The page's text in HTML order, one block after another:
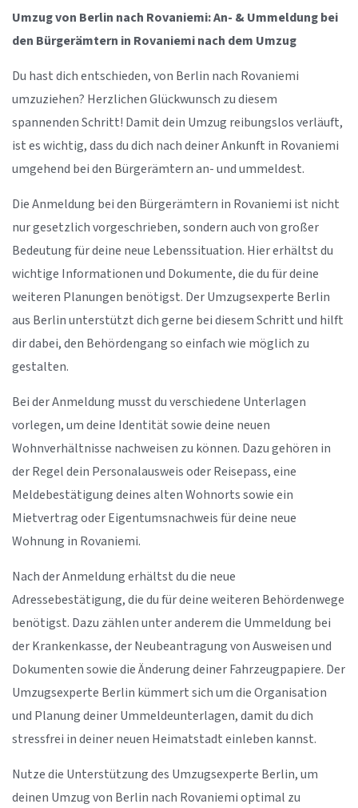
Umzug von Berlin nach Rovaniemi: An- & Ummeldung bei
den Bürgerämtern in Rovaniemi nach dem Umzug
Du hast dich entschieden, von Berlin nach Rovaniemi
umzuziehen? Herzlichen Glückwunsch zu diesem
spannenden Schritt! Damit dein Umzug reibungslos verläuft,
ist es wichtig, dass du dich nach deiner Ankunft in Rovaniemi
umgehend bei den Bürgerämtern an- und ummeldest.
Die Anmeldung bei den Bürgerämtern in Rovaniemi ist nicht
nur gesetzlich vorgeschrieben, sondern auch von großer
Bedeutung für deine neue Lebenssituation. Hier erhältst du
wichtige Informationen und Dokumente, die du für deine
weiteren Planungen benötigst. Der Umzugsexperte Berlin
aus Berlin unterstützt dich gerne bei diesem Schritt und hilft
dir dabei, den Behördengang so einfach wie möglich zu
gestalten.
Bei der Anmeldung musst du verschiedene Unterlagen
vorlegen, um deine Identität sowie deine neuen
Wohnverhältnisse nachweisen zu können. Dazu gehören in
der Regel dein Personalausweis oder Reisepass, eine
Meldebestätigung deines alten Wohnorts sowie ein
Mietvertrag oder Eigentumsnachweis für deine neue
Wohnung in Rovaniemi.
Nach der Anmeldung erhältst du die neue
Adressebestätigung, die du für deine weiteren Behördenwege
benötigst. Dazu zählen unter anderem die Ummeldung bei
der Krankenkasse, der Neubeantragung von Ausweisen und
Dokumenten sowie die Änderung deiner Fahrzeugpapiere. Der
Umzugsexperte Berlin kümmert sich um die Organisation
und Planung deiner Ummeldeunterlagen, damit du dich
stressfrei in deiner neuen Heimatstadt einleben kannst.
Nutze die Unterstützung des Umzugsexperte Berlin, um
deinen Umzug von Berlin nach Rovaniemi optimal zu